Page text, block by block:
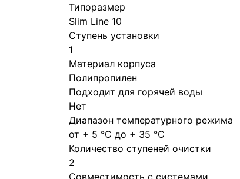
Типоразмер
Slim Line 10
Ступень установки
1
Материал корпуса
Полипропилен
Подходит для горячей воды
Нет
Диапазон температурного режима
от + 5 °С до + 35 °С
Количество ступеней очистки
2
Совместимость с системами